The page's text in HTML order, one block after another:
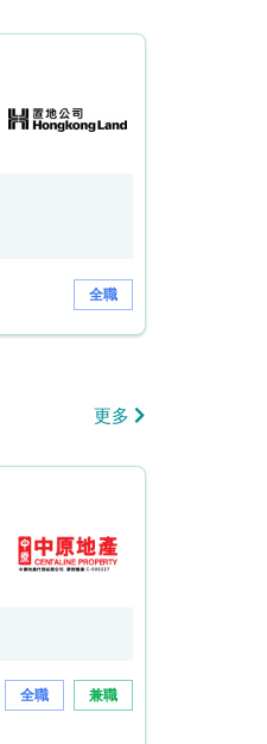
全職
更多
全職 兼職